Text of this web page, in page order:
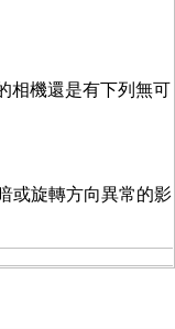
相機還是有下列無可
或旋轉方向異常的影